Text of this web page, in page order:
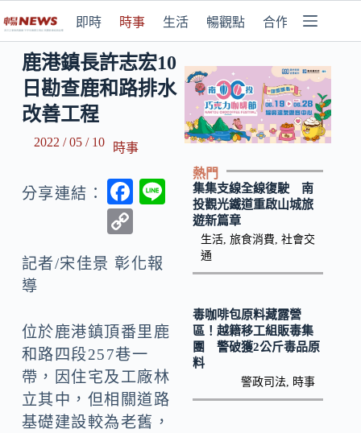
即時 時事 生活 暢觀點 合作媒體
鹿港鎮長許志宏10
日勘查鹿和路排水
改善工程
2022 / 05 / 10 時事
分享連結：
F
b
o
k
p
Li
n
k
記者/宋佳景 彰化報
導
位於鹿港鎮頂番里鹿
和路四段257巷一
帶，因住宅及工廠林
立其中，但相關道路
基礎建設較為老舊，
熱門
集集支線全線復駛 南
投觀光鐵道重啟山城旅
遊新篇章
生活, 旅食消費 社會交
通
毒咖啡包原料藏露營
區！越籍移工組販毒集
團 警破獲2公斤毒品原
料
警政司法 時事